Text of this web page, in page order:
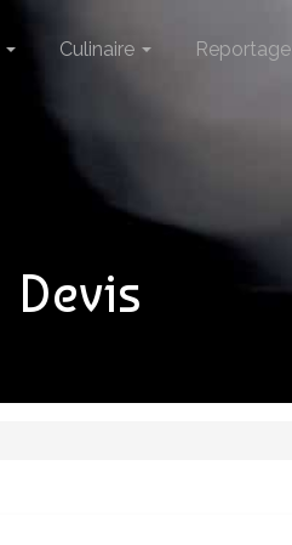
Culinaire Reportage
Devis